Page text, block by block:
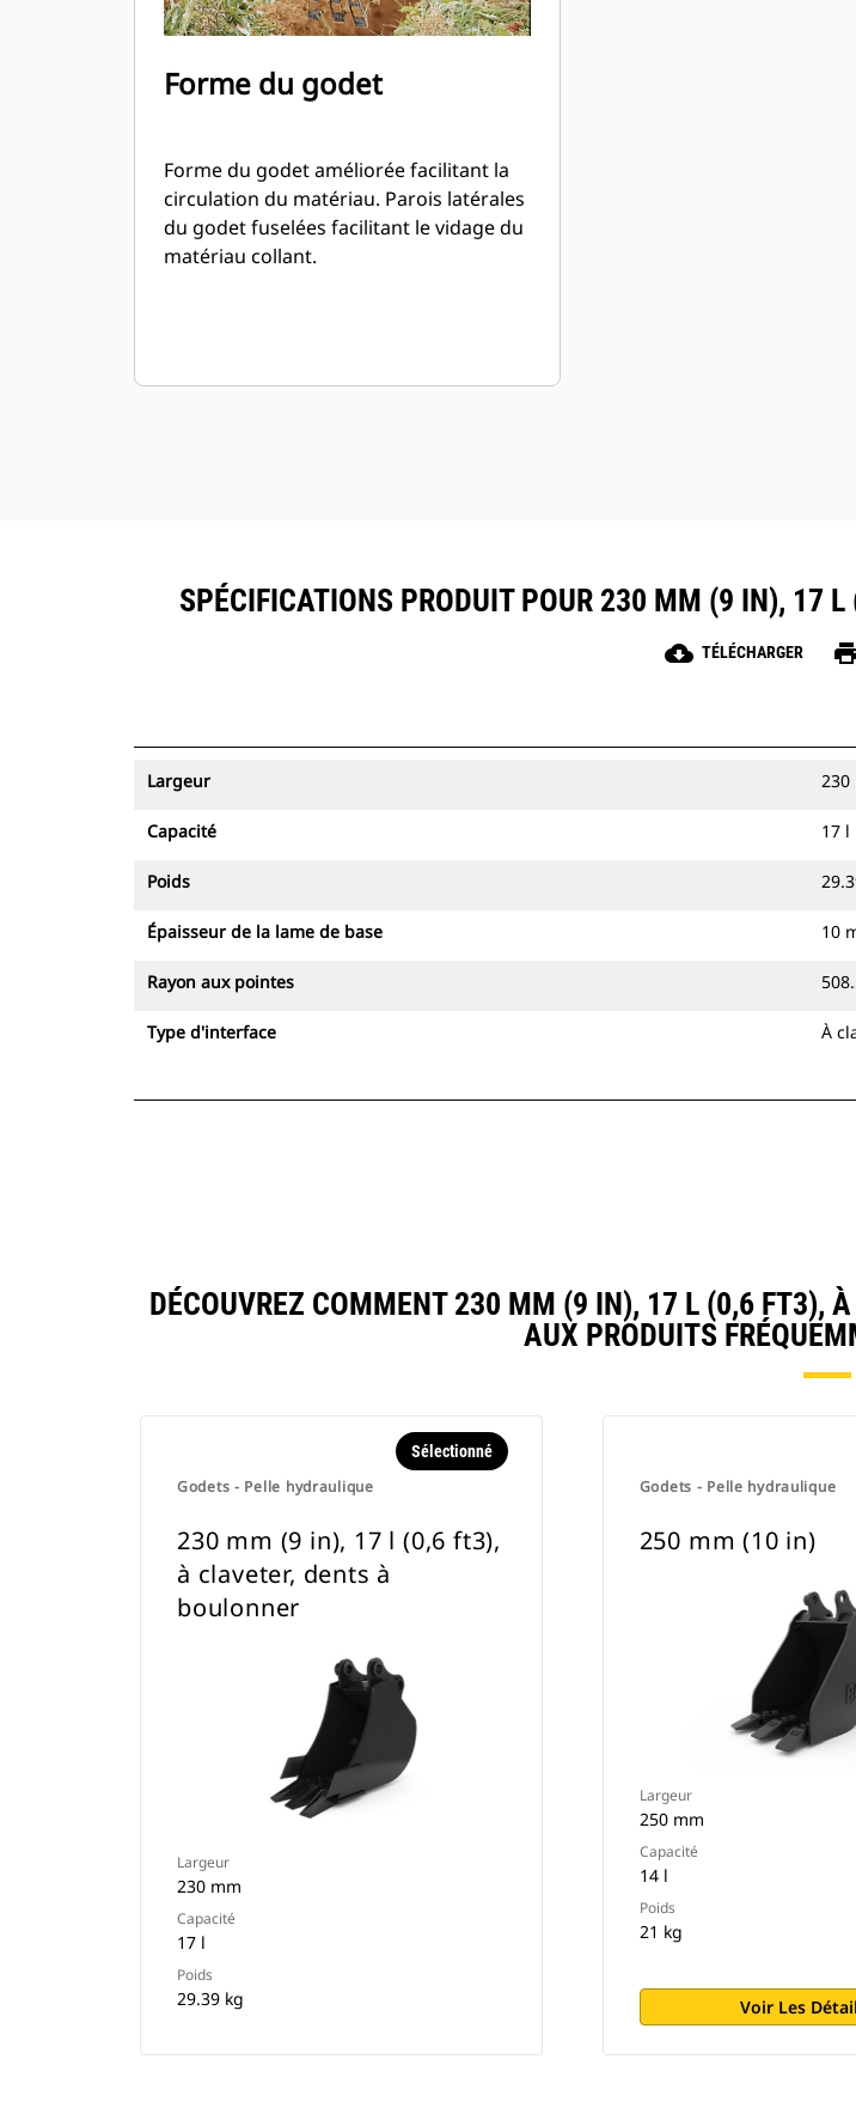
Forme du godet
Forme du godet améliorée facilitant la
circulation du matériau. Parois latérales
du godet fuselées facilitant le vidage du
matériau collant.
SPÉCIFICATIONS PRODUIT POUR 230 MM (9 IN), 17
cloud_download TÉLÉCHARGER
Largeur 230
Capacité 17 l
Poids
Épaisseur de la lame de base 10
Rayon aux pointes
Type d'interface À
DÉCOUVREZ COMMENT 230 MM (9 IN), 17 L (0,6 FT3),
AUX PRODUITS
Godets - Pelle hydraulique
Sélectionné
230 mm (9 in), 17 l (0,6 ft3),
à claveter, dents à
boulonner
Largeur
230 mm
Capacité
17 l
Poids
29.39 kg
Godets - Pelle hydraulique
250 mm (10 in)
Largeur
250 mm
Capacité
14 l
Poids
21 kg
Voir Les